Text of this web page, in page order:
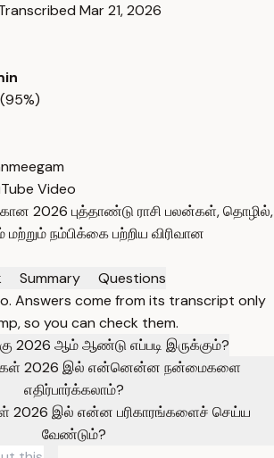
Mar 21, 2026
(95%)
Video
2026 புத்தாண்டு ராசி பலன்கள், தொழில்,
நம்பிக்கை பற்றிய விரிவான
Summary
Questions
Answers come from its transcript only
so you can check them.
2026 ஆம் ஆண்டு எப்படி இருக்கும்?
2026 இல் என்னென்ன நன்மைகளை
எதிர்பார்க்கலாம்?
2026 இல் என்ன பரிகாரங்களைச் செய்ய
வேண்டும்?